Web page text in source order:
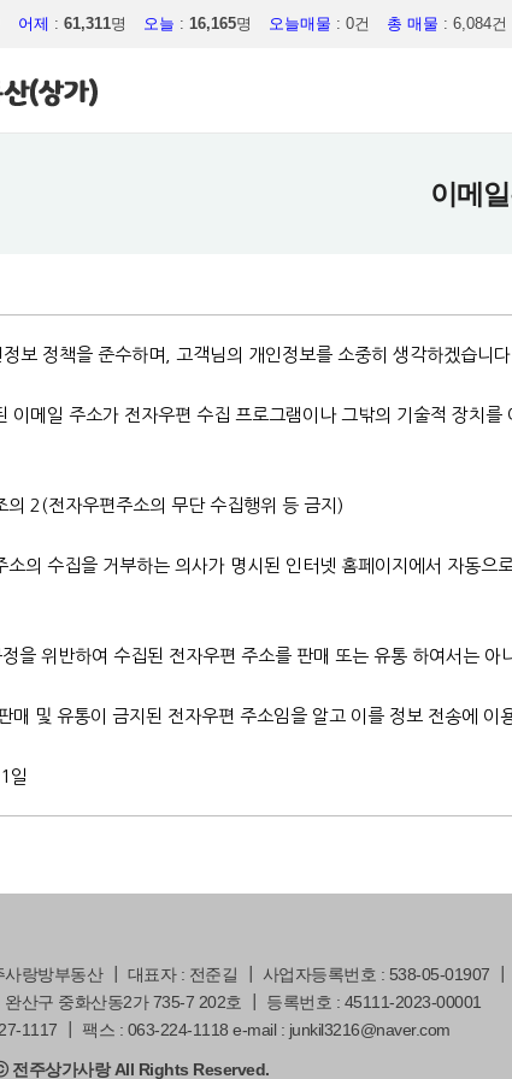
어제 : 61,311명 오늘 : 16,165명 오늘매물 : 0건 총 매물 : 6,084건
이메
보 정책을 준수하며, 고객님의 개인정보를 소중히 생각하겠습니다.
이메일 주소가 전자우편 수집 프로그램이나 그밖의 기술적 장치
의 2(전자우편주소의 무단 수집행위 등 금지)
소의 수집을 거부하는 의사가 명시된 인터넷 홈페이지에서 자동
을 위반하여 수집된 전자우편 주소를 판매 또는 유통 하여서는 아
매 및 유통이 금지된 전자우편 주소임을 알고 이를 정보 전송에 이
일
사랑방부동산 ┃ 대표자 : 전준길 ┃ 사업자등록번호 : 538-05-01907 ┃
완산구 중화산동2가 735-7 202호 ┃ 등록번호 : 45111-2023-00001
1117 ┃ 팩스 : 063-224-1118 e-mail : junkil3216@naver.com
주상가사랑 All Rights Reserved.